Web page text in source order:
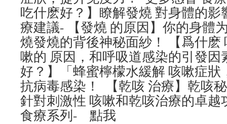
吃什麽好？】瞭解發燒 對身體的
療建議- 【發燒 的原因】你的身體
燒發燒的背後神秘面紗！ 【爲什麽
嗽的 原因，和呼吸道感染的引發
好？】「蜂蜜檸檬水緩解 咳嗽症
抗病毒感染！ 【乾咳 治療】乾咳
針對刺激性 咳嗽和乾咳治療的卓
食療系列- 點我